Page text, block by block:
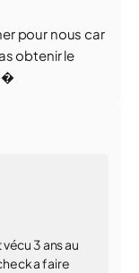
pour nous car
obtenir le
3 ans au
a faire